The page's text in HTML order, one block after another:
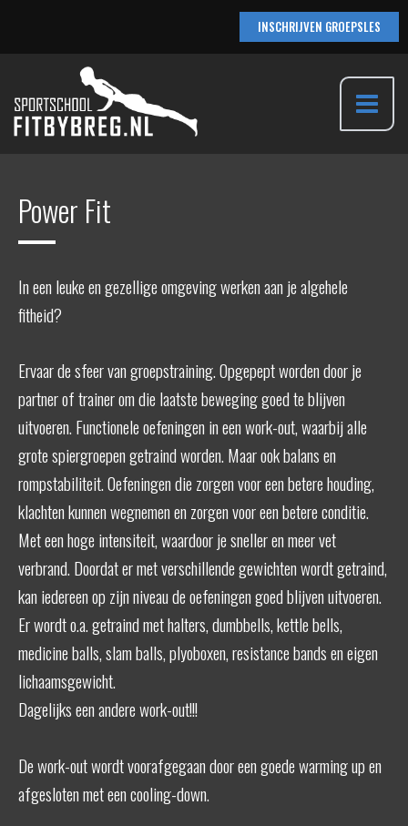
inhoud
INSCHRIJVEN GROEPSLES
Main
Power Fit
In een leuke en gezellige omgeving werken aan je algehele
fitheid?
Ervaar de sfeer van groepstraining. Opgepept worden door je
partner of trainer om die laatste beweging goed te blijven
uitvoeren. Functionele oefeningen in een work-out, waarbij alle
grote spiergroepen getraind worden. Maar ook balans en
rompstabiliteit. Oefeningen die zorgen voor een betere houding,
klachten kunnen wegnemen en zorgen voor een betere conditie.
Met een hoge intensiteit, waardoor je sneller en meer vet
verbrand. Doordat er met verschillende gewichten wordt getraind,
kan iedereen op zijn niveau de oefeningen goed blijven uitvoeren.
Er wordt o.a. getraind met halters, dumbbells, kettle bells,
medicine balls, slam balls, plyoboxen, resistance bands en eigen
lichaamsgewicht.
Dagelijks een andere work-out!!!
De work-out wordt voorafgegaan door een goede warming up en
afgesloten met een cooling-down.